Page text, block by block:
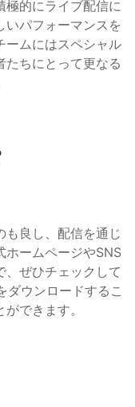
極的にライブ配信に
いパフォーマンスを
ームにはスペシャル
たちにとって更なる
も良し、配信を通じ
ホームページやSNS
、ぜひチェックして
ダウンロードするこ
できます。